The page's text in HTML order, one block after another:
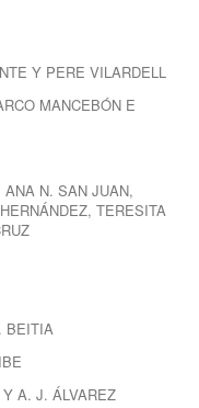
Y PERE VILARDELL
MANCEBÓN E
N. SAN JUAN,
TERESITA
BEITIA
A. J. ÁLVAREZ